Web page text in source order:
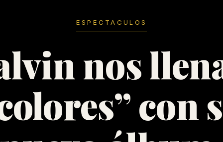
ESPECTACULOS
nos
con